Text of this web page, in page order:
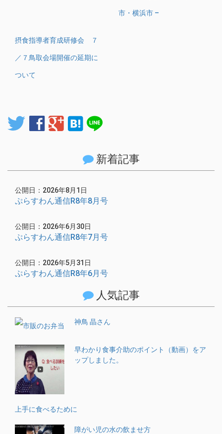
市・横浜市 –
摂食指導者育成研修会 ７
／７鳥取会場開催の延期に
ついて
twitterfacebookgooglehatenabookmarkline
新着記事
公開日：2026年8月1日
ぷらすわん通信R8年8月号
公開日：2026年6月30日
ぷらすわん通信R8年7月号
公開日：2026年5月31日
ぷらすわん通信R8年6月号
人気記事
神鳥 晶さん
早わかり食事介助のポイント（動画）をア
ップしました。
上手に食べるために
障がい児の水の飲ませ方